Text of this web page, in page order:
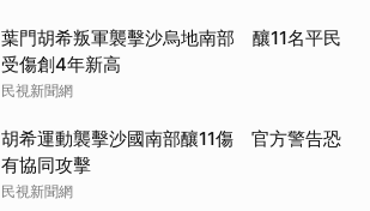
葉門胡希叛軍襲擊沙烏地南部 釀11名平民
受傷創4年新高
民視新聞網
胡希運動襲擊沙國南部釀11傷 官方警告恐
有協同攻擊
民視新聞網